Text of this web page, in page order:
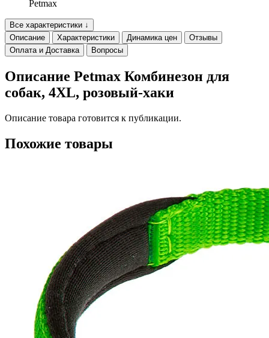
Petmax
Все характеристики ↓
Описание
Характеристики Динамика цен
Отзывы
Оплата и Доставка
Вопросы
Описание Petmax Комбинезон для
собак, 4XL, розовый-хаки
Описание товара готовится к публикации.
Похожие товары